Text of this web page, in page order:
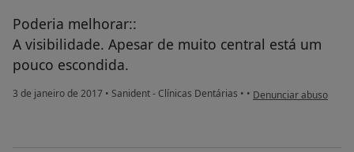
Poderia melhorar::
A visibilidade. Apesar de muito central está um
pouco escondida.
3 de janeiro de 2017 • Sanident - Clínicas Dentárias • • na opinião do
Denunciar abuso